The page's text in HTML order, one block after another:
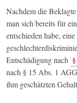
Nachdem die
man sich bereits für
entschieden habe,
Entschädigung nach
nach § 15 Abs. 1
ihm geschätzten